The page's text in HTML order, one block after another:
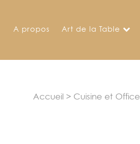
contentA propos Art de la Table
Accueil > Cuisine et Office